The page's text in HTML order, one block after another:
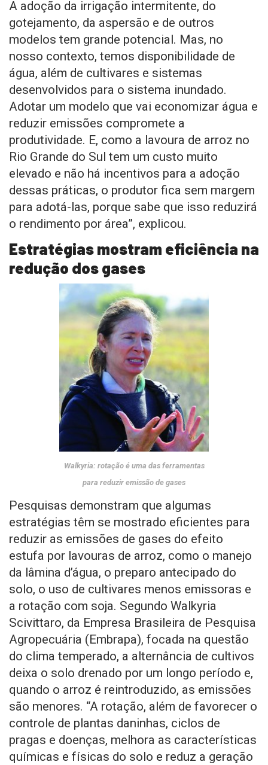
A adoção da irrigação intermitente, do
gotejamento, da aspersão e de outros
modelos tem grande potencial. Mas, no
nosso contexto, temos disponibilidade de
água, além de cultivares e sistemas
desenvolvidos para o sistema inundado.
Adotar um modelo que vai economizar água e
reduzir emissões compromete a
produtividade. E, como a lavoura de arroz no
Rio Grande do Sul tem um custo muito
elevado e não há incentivos para a adoção
dessas práticas, o produtor fica sem margem
para adotá-las, porque sabe que isso reduzirá
o rendimento por área”, explicou.
Estratégias mostram eficiência na
redução dos gases
Walkyria: rotação é uma das ferramentas
para reduzir emissão de gases
Pesquisas demonstram que algumas
estratégias têm se mostrado eficientes para
reduzir as emissões de gases do efeito
estufa por lavouras de arroz, como o manejo
da lâmina d’água, o preparo antecipado do
solo, o uso de cultivares menos emissoras e
a rotação com soja. Segundo Walkyria
Scivittaro, da Empresa Brasileira de Pesquisa
Agropecuária (Embrapa), focada na questão
do clima temperado, a alternância de cultivos
deixa o solo drenado por um longo período e,
quando o arroz é reintroduzido, as emissões
são menores. “A rotação, além de favorecer o
controle de plantas daninhas, ciclos de
pragas e doenças, melhora as características
químicas e físicas do solo e reduz a geração